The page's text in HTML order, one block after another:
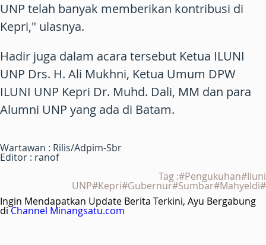
UNP telah banyak memberikan kontribusi di
Kepri," ulasnya.
Hadir juga dalam acara tersebut Ketua ILUNI
UNP Drs. H. Ali Mukhni, Ketua Umum DPW
ILUNI UNP Kepri Dr. Muhd. Dali, MM dan para
Alumni UNP yang ada di Batam.
Wartawan : Rilis/Adpim-Sbr
Editor : ranof
Tag :#Pengukuhan#Iluni
UNP#Kepri#Gubernur#Sumbar#Mahyeldi#
Ingin Mendapatkan Update Berita Terkini, Ayu Bergabung
diChannel Minangsatu.com